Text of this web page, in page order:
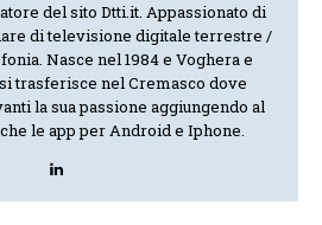
del sito Dtti.it. Appassionato di
di televisione digitale terrestre /
Nasce nel 1984 e Voghera e
trasferisce nel Cremasco dove
la sua passione aggiungendo al
le app per Android e Iphone.